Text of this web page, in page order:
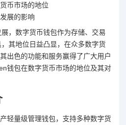
币市场的地位
展的影响
，数字货币钱包作为存储、交易
其地位日益凸显，在众多数字货
出色的功能和服务赢得了广大用户
钱包在数字货币市场的地位及其对
轻量级管理钱包，支持多种数字货